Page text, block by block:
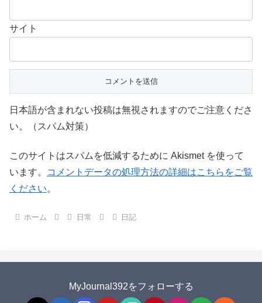
サイト
日本語が含まれない投稿は無視されますのでご注意くださ
い。（スパム対策）
このサイトはスパムを低減するために Akismet を使って
います。
コメントデータの処理方法の詳細はこちらをご覧
ください。
ホーム 日常 日記
MyJournal392をフォローする